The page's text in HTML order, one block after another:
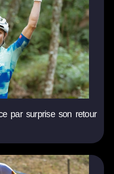
par surprise son retour